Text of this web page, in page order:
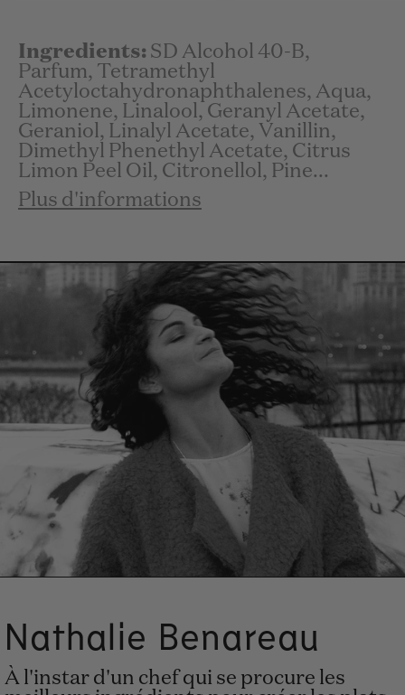
Ingredients: SD Alcohol 40-B,
Parfum, Tetramethyl
Acetyloctahydronaphthalenes, Aqua,
Limonene, Linalool, Geranyl Acetate,
Geraniol, Linalyl Acetate, Vanillin,
Dimethyl Phenethyl Acetate, Citrus
Limon Peel Oil, Citronellol, Pine...
Plus d'informations
Nathalie Benareau
À l'instar d'un chef qui se procure les